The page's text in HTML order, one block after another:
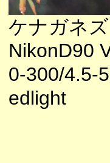
ケナガネズ
NikonD90
0-300/4.5-
edlight